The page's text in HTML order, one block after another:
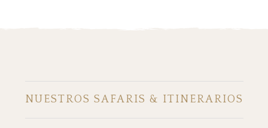
NUESTROS SAFARIS & ITINERARIOS